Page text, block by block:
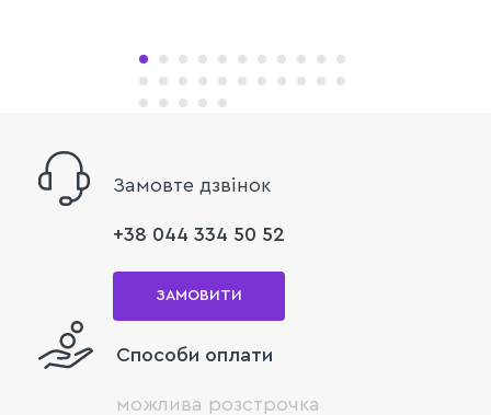
Замовте дзвінок
+38 044 334 50 52
ЗАМОВИТИ
Способи оплати
можлива розстрочка